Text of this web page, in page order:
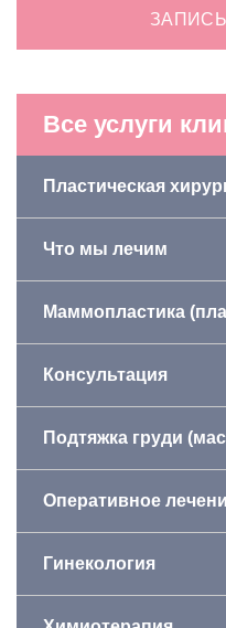
Все услуги
Пластическая
Что мы лечим
Маммопластика
Консультация
Подтяжка груди
Оперативное
Гинекология